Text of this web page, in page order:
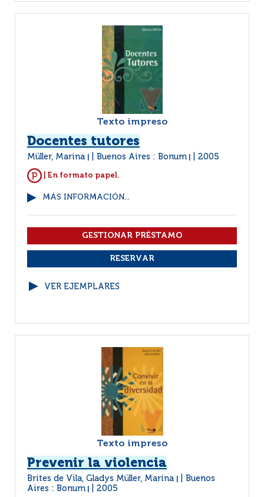
Texto impreso
Docentes tutores
Müller, Marina Buenos Aires : Bonum 2005
| En formato papel.
MÁS INFORMACIÓN...
VER EJEMPLARES
Texto impreso
Prevenir la violencia
Brites de Vila, Gladys Müller, Marina
Buenos
Aires : Bonum
2005